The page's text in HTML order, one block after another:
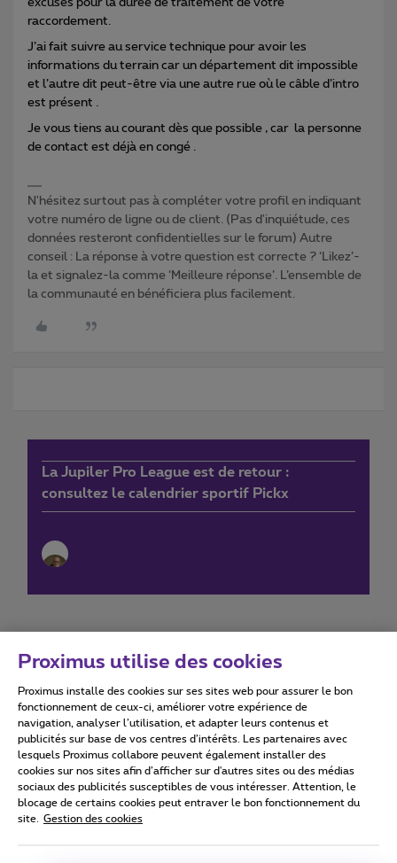
raccordement.
J’ai fait suivre au service technique pour avoir les
informations du terrain car un département dit impossible
et l’autre dit peut-être via une autre rue où le câble d’intro
est présent .
Je vous tiens au courant dès que possible , car la personne
de contact est déjà en congé .
N'hésitez surtout pas à compléter votre profil en indiquant
votre numéro de ligne ou de client. (Pas d'inquiétude, ces
données resteront confidentielles sur le forum) Autre
conseil : La réponse à votre question est correcte ? ‘Likez’-
la et signalez-la comme ‘Meilleure réponse’. L’ensemble de
la communauté en bénéficiera plus facilement.
La Jupiler Pro League est de retour :
consultez le calendrier sportif Pickx
Conditions d'utilisation Accessibility statement
Tous droits réservés. © 2026
Conditions générales, info consommateur
Proximus utilise des cookies
Proximus installe des cookies sur ses sites web pour assurer le bon
fonctionnement de ceux-ci, améliorer votre expérience de
navigation, analyser l’utilisation, et adapter leurs contenus et
publicités sur base de vos centres d’intérêts. Les partenaires avec
lesquels Proximus collabore peuvent également installer des
cookies sur nos sites afin d’afficher sur d'autres sites ou des médias
sociaux des publicités susceptibles de vous intéresser. Attention, le
blocage de certains cookies peut entraver le bon fonctionnement du
site.
Gestion des cookies